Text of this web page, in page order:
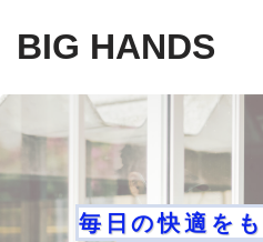
コ
ツ
ス
BIG HANDS
毎日の快適を